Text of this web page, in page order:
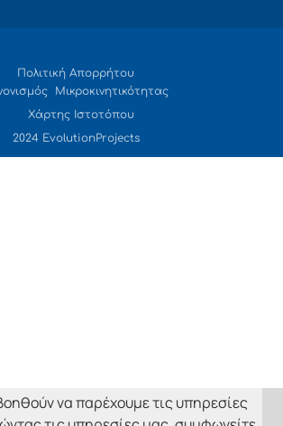
Πολιτική Απορρήτου
Μικροκινητικότητας
Χάρτης Ιστοτόπου
2024 EvolutionProjects
να παρέχουμε τις υπηρεσίες